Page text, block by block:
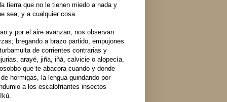
tierra que no le tienen miedo a nada y
sea, y a cualquier cosa.
y por el aire avanzan, nos observan
bregando a brazo partido, empujones
de corrientes contrarias y
arayé, jiña, iñá, calvicie o alopecía,
que te abacora cuando y donde
hormigas, la lengua guindando por
a los escalofriantes insectos